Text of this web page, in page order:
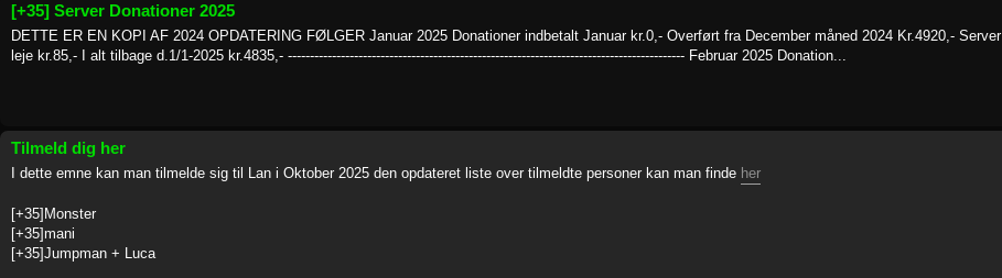
[+35] Server Donationer 2025
DETTE ER EN KOPI AF 2024 OPDATERING FØLGER Januar 2025 Donationer indbetalt Januar kr.0,- Overført fra December måned 2024 Kr.4920,- Server
leje kr.85,- I alt tilbage d.1/1-2025 kr.4835,- ------------------------------------------------------------------------------------------ Februar 2025 Donation...
Tilmeld dig her
I dette emne kan man tilmelde sig til Lan i Oktober 2025 den opdateret liste over tilmeldte personer kan man finde her
[+35]Monster
[+35]mani
[+35]Jumpman + Luca